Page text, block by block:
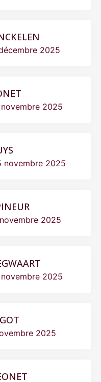
2025
2025
novembre 2025
2025
2025
2025